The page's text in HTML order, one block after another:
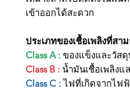
เข้าออกได้สะดวก
ประเภทของเชื้อเพลิงที่สา
Class A : ของแข็งและวัส
Class B : น้ำมันเชื้อเพลิงแ
Class C : ไฟที่เกิดจากไฟ